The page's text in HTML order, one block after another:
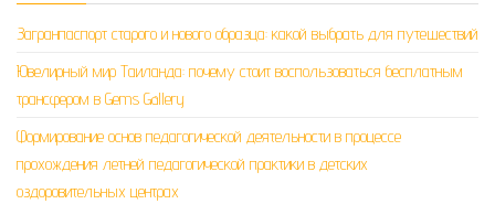
Загранпаспорт старого и нового образца: какой выбрать для путешествий
Ювелирный мир Таиланда: почему стоит воспользоваться бесплатным
трансфером в Gems Gallery
Формирование основ педагогической деятельности в процессе
прохождения летней педагогической практики в детских
оздоровительных центрах